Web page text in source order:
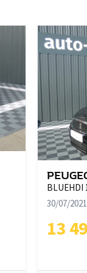
BLUEHDI
30/07/2021
13